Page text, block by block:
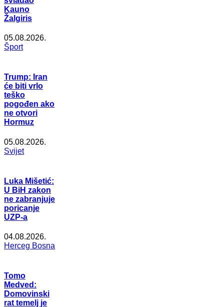
Kauno
Žalgiris
05.08.2026.
Šport
Trump: Iran
će biti vrlo
teško
pogođen ako
ne otvori
Hormuz
05.08.2026.
Svijet
Luka Mišetić:
U BiH zakon
ne zabranjuje
poricanje
UZP-a
04.08.2026.
Herceg Bosna
Tomo
Medved:
Domovinski
rat temelj je